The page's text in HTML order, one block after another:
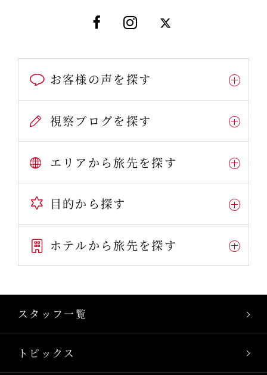
お客様の声を探す
視察ブログを探す
エリアから旅先を探す
目的から探す
ホテルから旅先を探す
スタッフ一覧
トピックス